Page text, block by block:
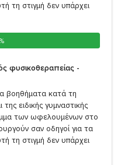
τη στιγμή δεν υπάρχει
φυσικοθεραπείας -
βοηθήματα κατά τη
ειδικής γυμναστικής
των ωφελουμένων στο
σαν οδηγοί για τα
τη στιγμή δεν υπάρχει